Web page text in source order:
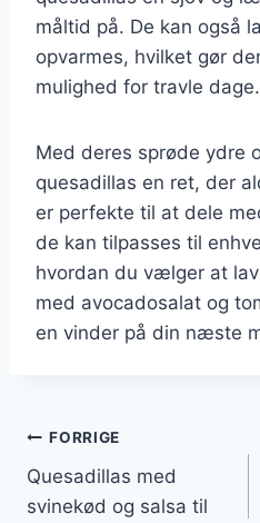
måltid på. De kan også
opvarmes, hvilket gør
mulighed for travle dage.
Med deres sprøde ydre
quesadillas en ret, der
er perfekte til at dele
de kan tilpasses til
hvordan du vælger at
med avocadosalat og
en vinder på din næste
FORRIGE
Quesadillas med
svinekød og salsa til